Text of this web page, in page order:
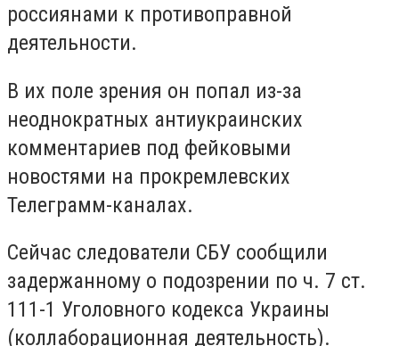
россиянами к противоправной
деятельности.
В их поле зрения он попал из-за
неоднократных антиукраинских
комментариев под фейковыми
новостями на прокремлевских
Телеграмм-каналах.
Сейчас следователи СБУ сообщили
задержанному о подозрении по ч. 7 ст.
111-1 Уголовного кодекса Украины
(коллаборационная деятельность).